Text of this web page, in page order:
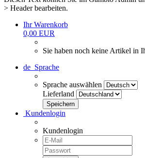
> Header bearbeiten.
Ihr Warenkorb
0,00 EUR
Sie haben noch keine Artikel in
de Sprache
Sprache auswählen
Lieferland
Kundenlogin
Kundenlogin